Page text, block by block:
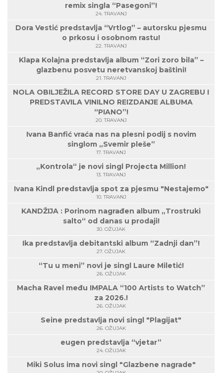
remix singla “Pasegoni”!
24. TRAVANJ
Dora Vestić predstavlja “Vrtlog” – autorsku pjesmu
o prkosu i osobnom rastu!
22. TRAVANJ
Klapa Kolajna predstavlja album “Zori zoro bila” –
glazbenu posvetu neretvanskoj baštini!
21. TRAVANJ
NOLA OBILJEŽILA RECORD STORE DAY U ZAGREBU I
PREDSTAVILA VINILNO REIZDANJE ALBUMA
“PIANO”!
20. TRAVANJ
Ivana Banfić vraća nas na plesni podij s novim
singlom „Svemir pleše”
17. TRAVANJ
„Kontrola“ je novi singl Projecta Million!
13. TRAVANJ
Ivana Kindl predstavlja spot za pjesmu "Nestajemo"
10. TRAVANJ
KANDŽIJA : Porinom nagrađen album „Trostruki
salto“ od danas u prodaji!
30. OŽUJAK
Ika predstavlja debitantski album “Zadnji dan”!
27. OŽUJAK
“Tu u meni” novi je singl Laure Miletić!
26. OŽUJAK
Macha Ravel među IMPALA “100 Artists to Watch”
za 2026.!
26. OŽUJAK
Seine predstavlja novi singl "Plagijat"
26. OŽUJAK
eugen predstavlja “vjetar”
24. OŽUJAK
Miki Solus ima novi singl "Glazbene nagrade"